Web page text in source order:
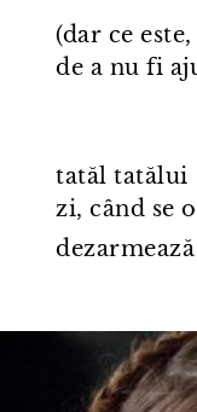
(dar ce
de a nu fi
tatăl tatălui
zi, când se